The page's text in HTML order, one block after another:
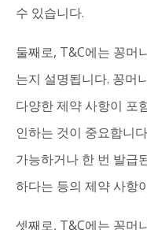
수 있습니다.
둘째로, T&C에는 꽁머
는지 설명됩니다. 꽁머
다양한 제약 사항이 포
인하는 것이 중요합니
가능하거나 한 번 발급
하다는 등의 제약 사항
셋째로, T&C에는 꽁머